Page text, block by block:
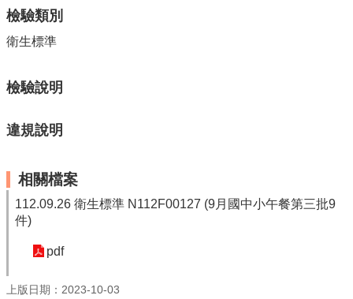
息
服
專
主
區
English
檢驗類別
衛生標準
檢驗說明
違規說明
相關檔案
112.09.26 衛生標準 N112F00127 (9月國中小午餐第三批9
件)
pdf
上版日期：2023-10-03